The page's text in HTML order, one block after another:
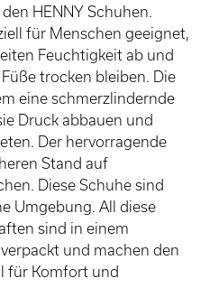
HENNY Schuhen.
für Menschen geeignet,
Feuchtigkeit ab und
trocken bleiben. Die
eine schmerzlindernde
Druck abbauen und
Der hervorragende
Stand auf
Diese Schuhe sind
Umgebung. All diese
sind in einem
und machen den
für Komfort und